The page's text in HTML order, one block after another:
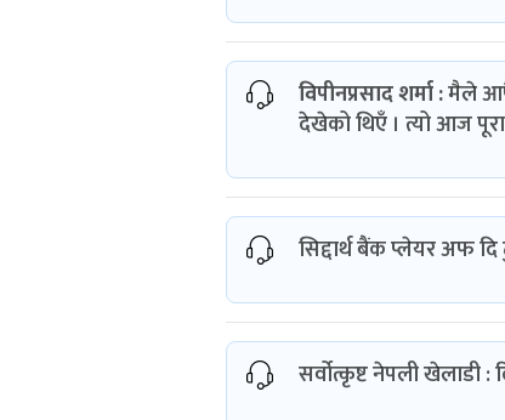
विपीनप्रसाद शर्मा:मैले
देखेको थिएँ । त्यो आज
सिद्दार्थ बैंक प्लेयर अफ
सर्वोत्कृष्ट नेपली खेलाडी :